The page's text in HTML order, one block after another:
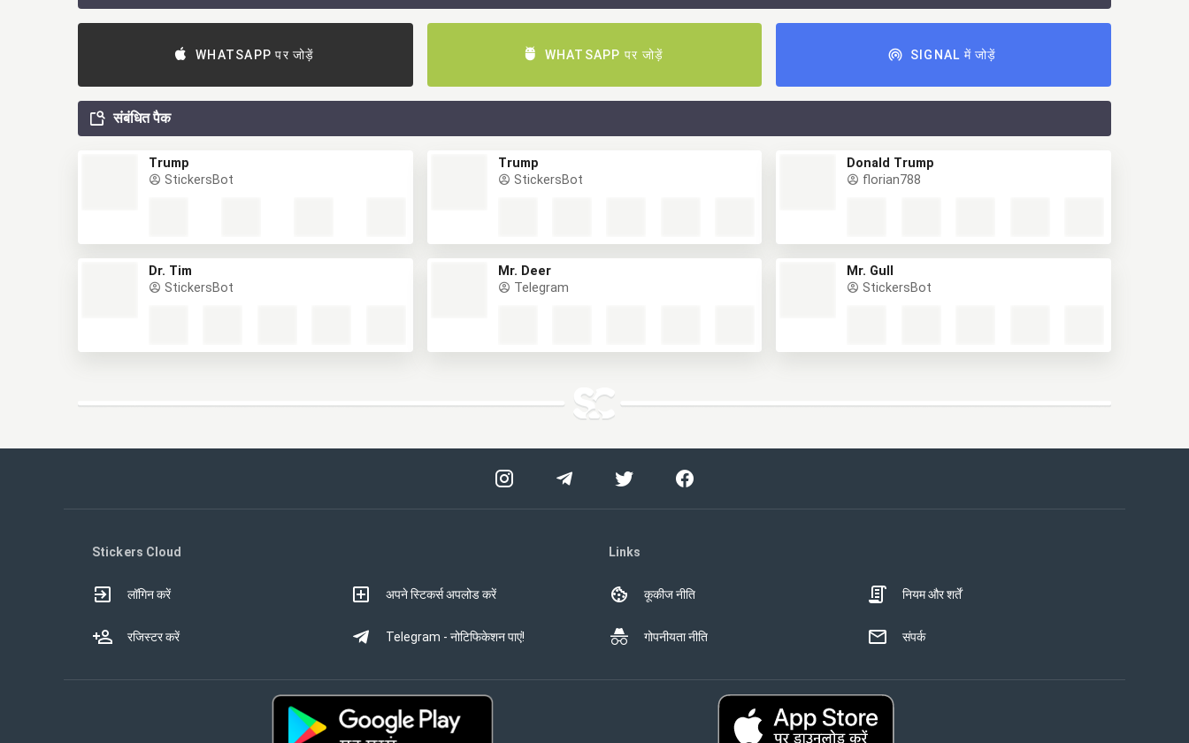
WHATSAPP पर जोड़ें WHATSAPP पर जोड़ें SIGNAL में जोड़ें
संबंधित पैक
Trump
StickersBot
Trump
StickersBot
Donald Trump
florian788
Dr. Tim
StickersBot
Mr. Deer
Telegram
Mr. Gull
StickersBot
Stickers Cloud
लॉगिन करें
रजिस्टर करें
अपने स्टिकर्स अपलोड करें
Telegram - नोटिफिकेशन पाएं!
Links
कूकीज नीति
गोपनीयता नीति
नियम और शर्तें
संपर्क